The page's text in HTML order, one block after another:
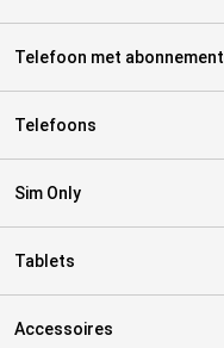
Telefoon met abonnement
Telefoons
Sim Only
Tablets
Accessoires